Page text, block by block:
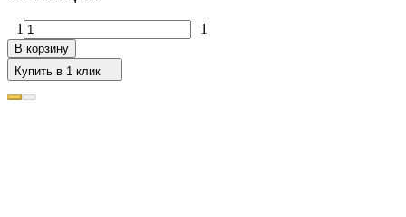
1 1
В корзину
Купить в 1 клик